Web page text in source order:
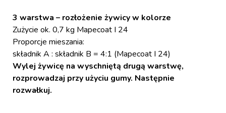
3 warstwa – rozłożenie żywicy w kolorze
Zużycie ok. 0,7 kg Mapecoat I 24
Proporcje mieszania:
składnik A : składnik B = 4:1 (Mapecoat I 24)
Wylej żywicę na wyschniętą drugą warstwę,
rozprowadzaj przy użyciu gumy. Następnie
rozwałkuj.